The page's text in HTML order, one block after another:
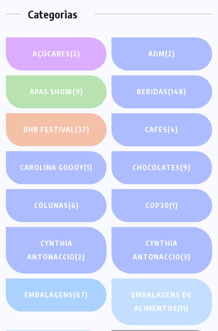
Categorias
AÇÚCARES(2) ADM(2)
APAS SHOW(9) BEBIDAS(148)
BHB FESTIVAL(37) CAFÉS(4)
CAROLINA GODOY(1) CHOCOLATES(9)
COLUNAS(6) COP30(1)
CYNTHIA
ANTONACCIO(2)
CYNTHIA
ANTONACCIO(3)
EMBALAGENS(67)
EMBALAGENS DE
ALIMENTOS(11)